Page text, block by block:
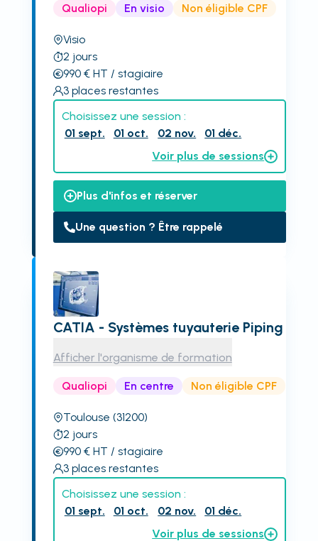
Qualiopi En visio Non éligible CPF
Visio
2 jours
990€ HT / stagiaire
3 places restantes
Choisissez une session :
01 sept.
01 oct. 02 nov.
01 déc.
Voir plus de sessions
Plus d'infos et réserver
Une question ? Être rappelé
CATIA - Systèmes tuyauterie Piping
Afficher l'organisme de formation
Qualiopi En centre Non éligible CPF
Toulouse (31200)
2 jours
990€ HT / stagiaire
3 places restantes
Choisissez une session :
01 sept.
01 oct. 02 nov.
01 déc.
Voir plus de sessions